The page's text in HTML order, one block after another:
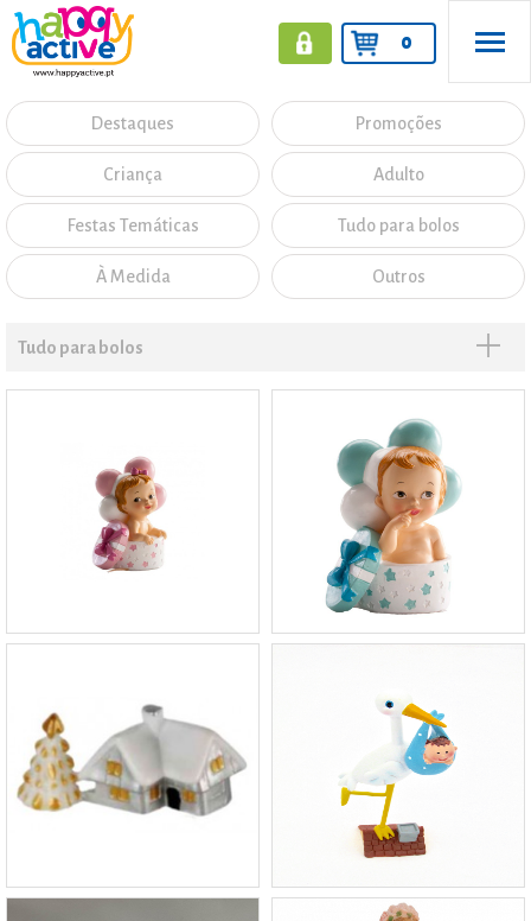
0
Destaques Promoções
Criança Adulto
Festas Temáticas Tudo para bolos
À Medida Outros
Tudo para bolos